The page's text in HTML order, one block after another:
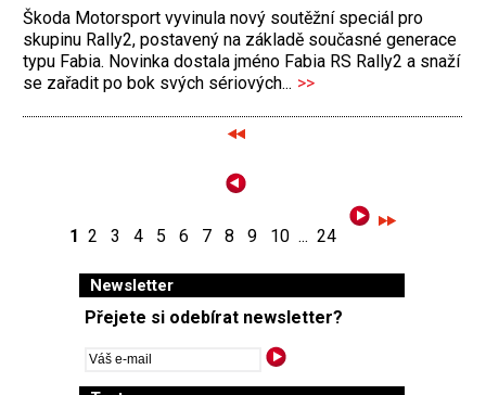
Škoda Motorsport vyvinula nový soutěžní speciál pro
skupinu Rally2, postavený na základě současné generace
typu Fabia. Novinka dostala jméno Fabia RS Rally2 a snaží
se zařadit po bok svých sériových... >>
1 2 3 4 5 6 7 8 9 10 ... 24
Newsletter
Přejete si odebírat newsletter?